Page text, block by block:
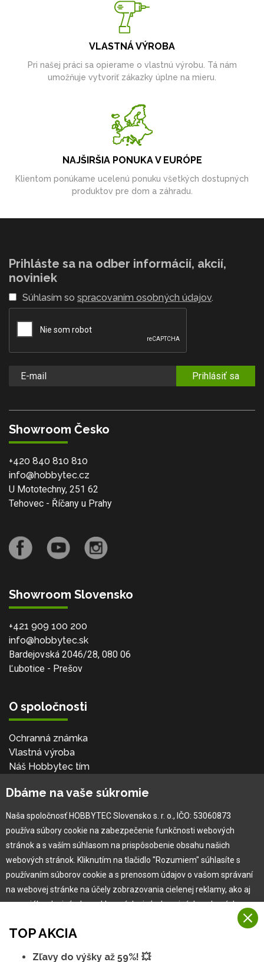
VLASTNÁ VÝROBA
Pri našej práci sa opierame o vlastnú výrobu. Tá nám
umožňuje vytvoriť zákazky úplne na mieru.
NAJŠIRŠIA PONUKA V EURÓPE
Klientom ponúkame ucelenú ponuku všetkých dostupných
produktov pre dom a záhradu.
Prihláste sa na odber informácií, akcií,
noviniek
Súhlasím so spracovaním osobných údajov.
Prihlásiť sa
Showroom Česko
+420 840 810 810
info@hobbytec.cz
U Mototechny, 251 62
Tehovec - Říčany u Prahy
Showroom Slovensko
+421 909 100 200
info@hobbytec.sk
Bardejovská 2046/28, 080 06
Ľubotice - Prešov
O spoločnosti
Ochranná známka
Vlastná výroba
Náš Hobbytec tím
Naša história
Pre zákazníka
Garancia najlepšej ceny
Užívateľský manuál
Reklamácia
TOP AKCIA
Zľavy do výšky až 59%! 💥
Dbáme na vaše súkromie
Naša spoločnosť HOBBYTEC Slovensko s. r. o., IČO: 53060873
používa súbory cookie na zabezpečenie funkčnosti webových
stránok a s vaším súhlasom na prispôsobenie obsahu našich
webových stránok. Kliknutím na tlačidlo "Rozumiem" súhlasíte s
používaním súborov cookie a s prenosom údajov o vašom správaní
na webovej stránke na účely zobrazovania cielenej reklamy, ako aj
na sociálnych sieťach a reklamných sieťach na iných webových
Viac informácií